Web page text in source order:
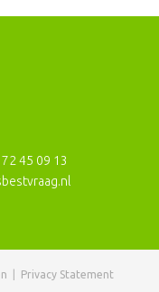
45 09 13
Privacy Statement